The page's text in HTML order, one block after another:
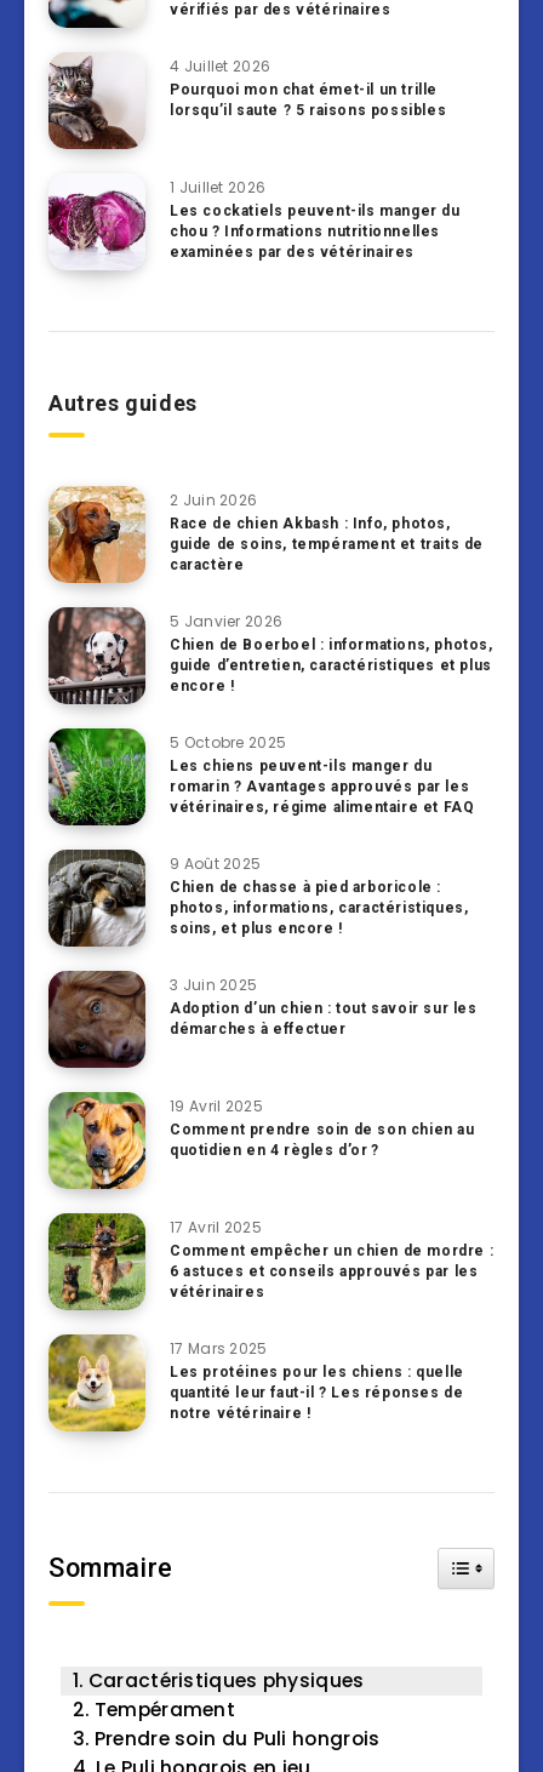
vérifiés par des vétérinaires
4 Juillet 2026
Pourquoi mon chat émet-il un trille
lorsqu’il saute ? 5 raisons possibles
1 Juillet 2026
Les cockatiels peuvent-ils manger du
chou ? Informations nutritionnelles
examinées par des vétérinaires
Autres guides
2 Juin 2026
Race de chien Akbash : Info, photos,
guide de soins, tempérament et traits de
caractère
5 Janvier 2026
Chien de Boerboel : informations, photos,
guide d’entretien, caractéristiques et plus
encore !
5 Octobre 2025
Les chiens peuvent-ils manger du
romarin ? Avantages approuvés par les
vétérinaires, régime alimentaire et FAQ
9 Août 2025
Chien de chasse à pied arboricole :
photos, informations, caractéristiques,
soins, et plus encore !
3 Juin 2025
Adoption d’un chien : tout savoir sur les
démarches à effectuer
19 Avril 2025
Comment prendre soin de son chien au
quotidien en 4 règles d’or ?
17 Avril 2025
Comment empêcher un chien de mordre :
6 astuces et conseils approuvés par les
vétérinaires
17 Mars 2025
Les protéines pour les chiens : quelle
quantité leur faut-il ? Les réponses de
notre vétérinaire !
Sommaire Toggle
Caractéristiques physiques
Tempérament
Prendre soin du Puli hongrois